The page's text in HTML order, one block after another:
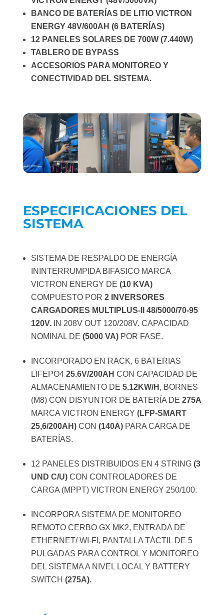
BANCO DE BATERÍAS DE LITIO VICTRON
ENERGY 48V/600AH (6 BATERÍAS)
12 PANELES SOLARES DE 700W (7.440W)
TABLERO DE BYPASS
ACCESORIOS PARA MONITOREO Y
CONECTIVIDAD DEL SISTEMA.
ESPECIFICACIONES DEL
SISTEMA
SISTEMA DE RESPALDO DE ENERGÍA
ININTERRUMPIDA BIFASICO MARCA
VICTRON ENERGY DE (10 KVA)
COMPUESTO POR 2 INVERSORES
CARGADORES MULTIPLUS-II 48/5000/70-95
120V. IN 208V OUT 120/208V. CAPACIDAD
NOMINAL DE (5000 VA) POR FASE.
INCORPORADO EN RACK, 6 BATERIAS
LIFEPO4 25.6V/200AH CON CAPACIDAD DE
ALMACENAMIENTO DE 5.12KW/H , BORNES
(M8) CON DISYUNTOR DE BATERÍA DE 275A
MARCA VICTRON ENERGY (LFP-SMART
25,6/200AH) CON (140A)PARA CARGA DE
BATERÍAS.
12 PANELES DISTRIBUIDOS EN 4 STRING (3
UND C/U) CON CONTROLADORES DE
CARGA (MPPT) VICTRON ENERGY 250/100.
INCORPORA SISTEMA DE MONITOREO
REMOTO CERBO GX MK2, ENTRADA DE
ETHERNET/ WI-FI, PANTALLA TÁCTIL DE 5
PULGADAS PARA CONTROL Y MONITOREO
DEL SISTEMA A NIVEL LOCAL Y BATTERY
SWITCH (275A).